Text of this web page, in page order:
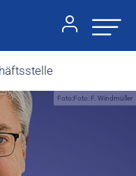
Foto:Foto: F. Windmüller